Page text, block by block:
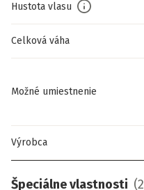
Hustota vlasu
Celková váha
Možné umiestnenie
Výrobca
Špeciálne vlastnosti (2